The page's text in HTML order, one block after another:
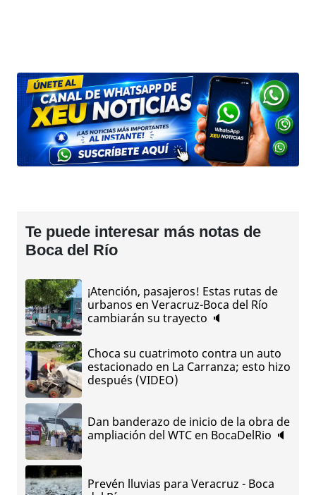
Te puede interesar más notas de
Boca del Río
¡Atención, pasajeros! Estas rutas de
urbanos en Veracruz-Boca del Río
cambiarán su trayecto 🔈
Choca su cuatrimoto contra un auto
estacionado en La Carranza; esto hizo
después (VIDEO)
Dan banderazo de inicio de la obra de
ampliación del WTC en BocaDelRio 🔈
Prevén lluvias para Veracruz - Boca